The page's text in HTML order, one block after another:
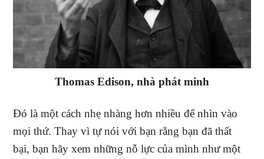
Thomas Edison, nhà phát minh
Đó là một cách nhẹ nhàng hơn nhiều để nhìn vào
mọi thứ. Thay vì tự nói với bạn rằng bạn đã thất
bại, bạn hãy xem những nỗ lực của mình như một